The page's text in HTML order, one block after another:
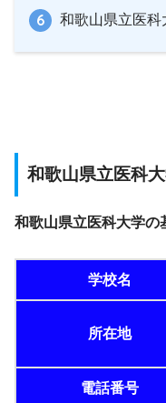
和歌山県立医科
和歌山県立医科
和歌山県立医科大学の
学校名
所在地
電話番号